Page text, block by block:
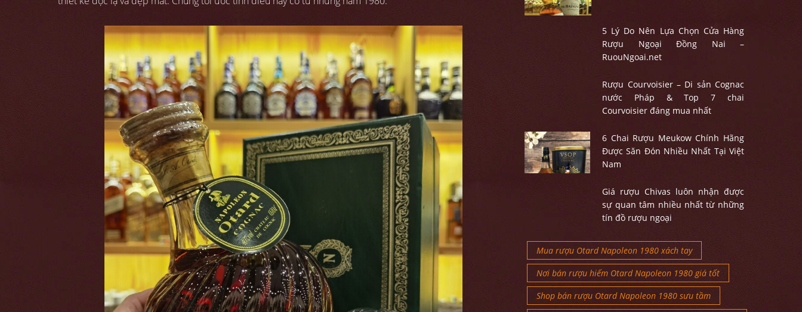
5 Lý Do Nên Lựa Chọn Cửa Hàng
Rượu Ngoại Đồng Nai –
RuouNgoai.net
Rượu Courvoisier – Di sản Cognac
nước Pháp & Top 7 chai
Courvoisier đáng mua nhất
6 Chai Rượu Meukow Chính Hãng
Được Săn Đón Nhiều Nhất Tại Việt
Nam
Giá rượu Chivas luôn nhận được
sự quan tâm nhiều nhất từ những
tín đồ rượu ngoại
Mua rượu Otard Napoleon 1980 xách tay
Nơi bán rượu hiếm Otard Napoleon 1980 giá tốt
Shop bán rượu Otard Napoleon 1980 sưu tầm